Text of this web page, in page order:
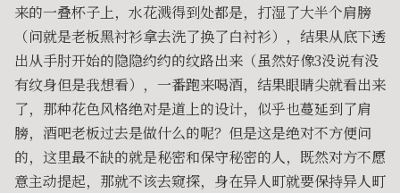
来的一叠杯子上，水花溅得到处都是，打湿了大半个肩膀
（问就是老板黑衬衫拿去洗了换了白衬衫），结果从底下透
出从手肘开始的隐隐约约的纹路出来（虽然好像3没说有没
有纹身但是我想看），一番跑来喝酒，结果眼睛尖就看出来
了，那种花色风格绝对是道上的设计，似乎也蔓延到了肩
膀，酒吧老板过去是做什么的呢？但是这是绝对不方便问
的，这里最不缺的就是秘密和保守秘密的人，既然对方不愿
意主动提起，那就不该去窥探，身在异人町就要保持异人町